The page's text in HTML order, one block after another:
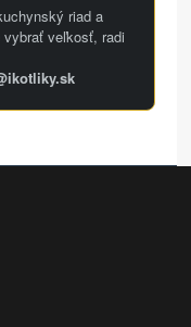
riad a
veľkosť, radi